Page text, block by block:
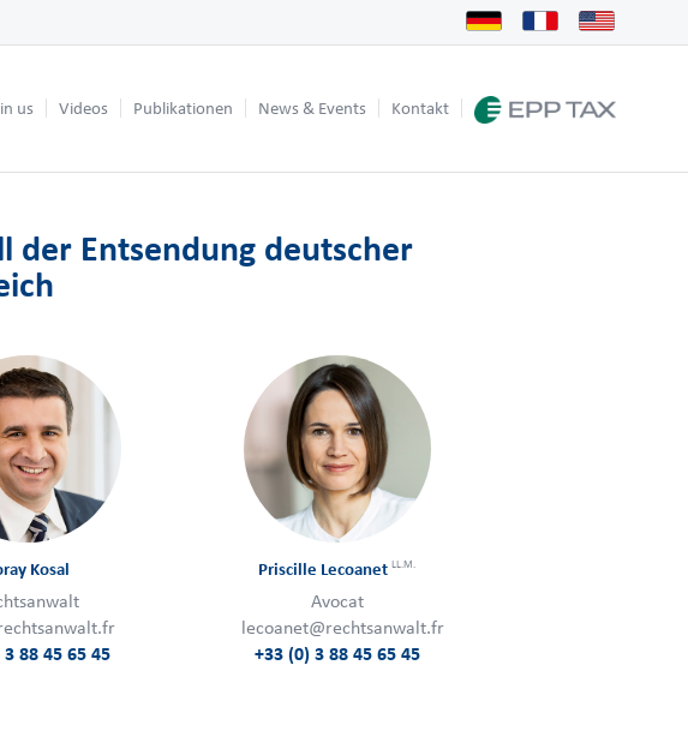
us Videos Publikationen News & Events Kontakt
der Entsendung deutscher
Kosal
3 88 45 65 45
Priscille LecoanetLL.M.
Avocat
lecoanet@rechtsanwalt.fr
+33 (0) 3 88 45 65 45